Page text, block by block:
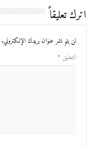
اترك تعليقاً
لن يتم نشر عنوان بريدك الإلكتروني.
التعليق *